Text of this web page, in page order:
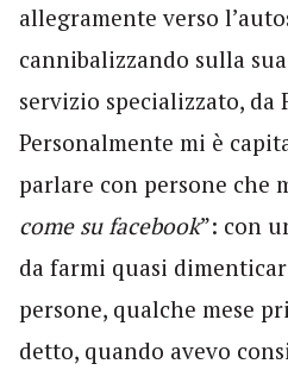
allegramente verso
cannibalizzando sulla
servizio specializzato, da
Personalmente mi è
parlare con persone che
come su facebook”: con
da farmi quasi
persone, qualche mese
detto, quando avevo